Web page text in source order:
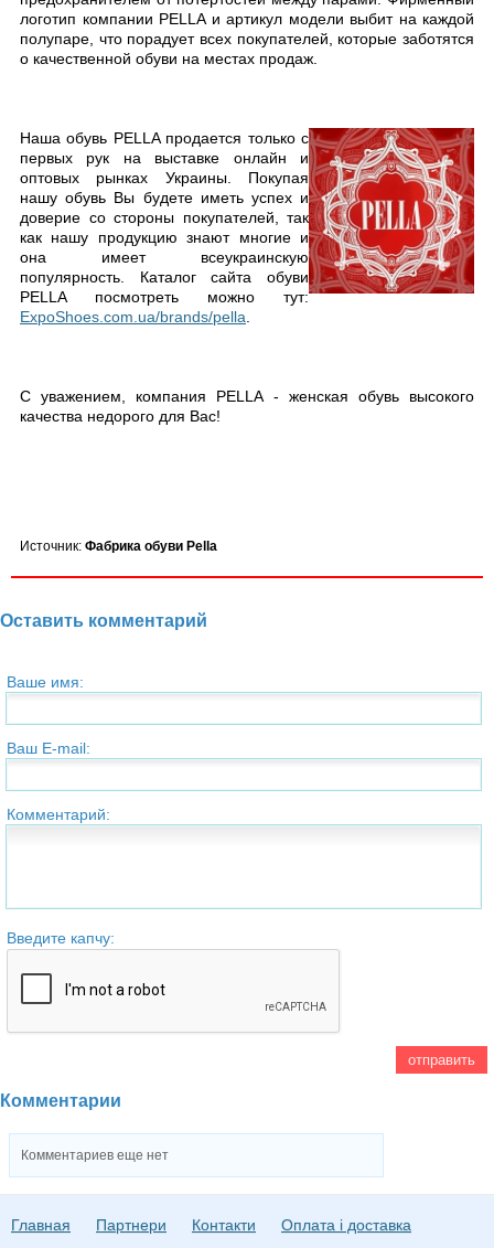
логотип компании PELLA и артикул модели выбит на каждой
полупаре, что порадует всех покупателей, которые заботятся
о качественной обуви на местах продаж.
Наша обувь PELLA продается только с
первых рук на выставке онлайн и
оптовых рынках Украины. Покупая
нашу обувь Вы будете иметь успех и
доверие со стороны покупателей, так
как нашу продукцию знают многие и
она имеет всеукраинскую
популярность. Каталог сайта обуви
PELLA посмотреть можно тут:
ExpoShoes.com.ua/brands/pella
С уважением, компания PELLA - женская обувь высокого
качества недорого для Вас!
Источник: Фабрика обуви Pella
Оставить комментарий
Ваше имя:
Ваш E-mail:
Комментарий:
Введите капчу:
Комментарии
Комментариев еще нет
Главная Партнери Контакти Оплата і доставка